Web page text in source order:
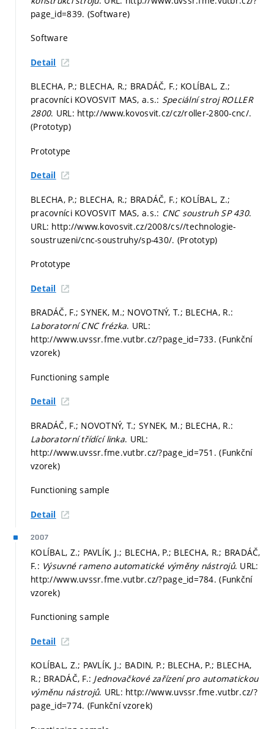
page_id=839. (Software)
Software
Detail
BLECHA, P.; BLECHA, R.; BRADÁČ, F.; KOLÍBAL, Z.;
pracovníci KOVOSVIT MAS, a.s.: Speciální stroj ROLLER
2800. URL: http://www.kovosvit.cz/cz/roller-2800-cnc/.
(Prototyp)
Prototype
Detail
BLECHA, P.; BLECHA, R.; BRADÁČ, F.; KOLÍBAL, Z.;
pracovníci KOVOSVIT MAS, a.s.: CNC soustruh SP 430.
URL: http://www.kovosvit.cz/2008/cs//technologie-
soustruzeni/cnc-soustruhy/sp-430/. (Prototyp)
Prototype
Detail
BRADÁČ, F.; SYNEK, M.; NOVOTNÝ, T.; BLECHA, R.:
Laboratorní CNC frézka. URL:
http://www.uvssr.fme.vutbr.cz/?page_id=733. (Funkční
vzorek)
Functioning sample
Detail
BRADÁČ, F.; NOVOTNÝ, T.; SYNEK, M.; BLECHA, R.:
Laboratorní třídící linka. URL:
http://www.uvssr.fme.vutbr.cz/?page_id=751. (Funkční
vzorek)
Functioning sample
Detail
2007
KOLÍBAL, Z.; PAVLÍK, J.; BLECHA, P.; BLECHA, R.; BRADÁČ,
F.: Výsuvné rameno automatické výměny nástrojů. URL:
http://www.uvssr.fme.vutbr.cz/?page_id=784. (Funkční
vzorek)
Functioning sample
Detail
KOLÍBAL, Z.; PAVLÍK, J.; BADIN, P.; BLECHA, P.; BLECHA,
R.; BRADÁČ, F.: Jednovačkové zařízení pro automatickou
výměnu nástrojů. URL: http://www.uvssr.fme.vutbr.cz/?
page_id=774. (Funkční vzorek)